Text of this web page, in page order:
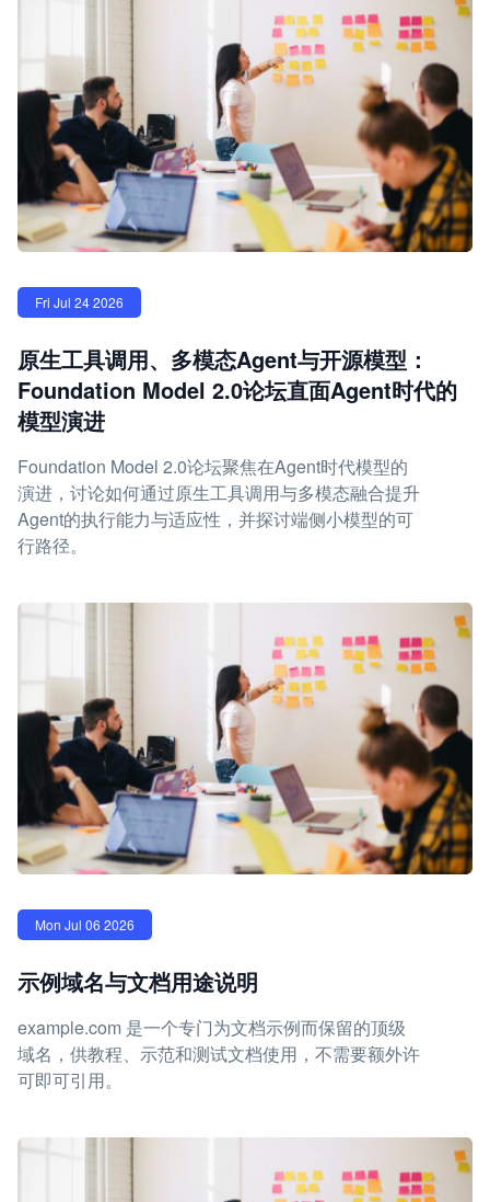
Fri Jul 24 2026
原生工具调用、多模态Agent与开源模型：
Foundation Model 2.0论坛直面Agent时代的
模型演进
Foundation Model 2.0论坛聚焦在Agent时代模型的
演进，讨论如何通过原生工具调用与多模态融合提升
Agent的执行能力与适应性，并探讨端侧小模型的可
行路径。
Mon Jul 06 2026
示例域名与文档用途说明
example.com 是一个专门为文档示例而保留的顶级
域名，供教程、示范和测试文档使用，不需要额外许
可即可引用。